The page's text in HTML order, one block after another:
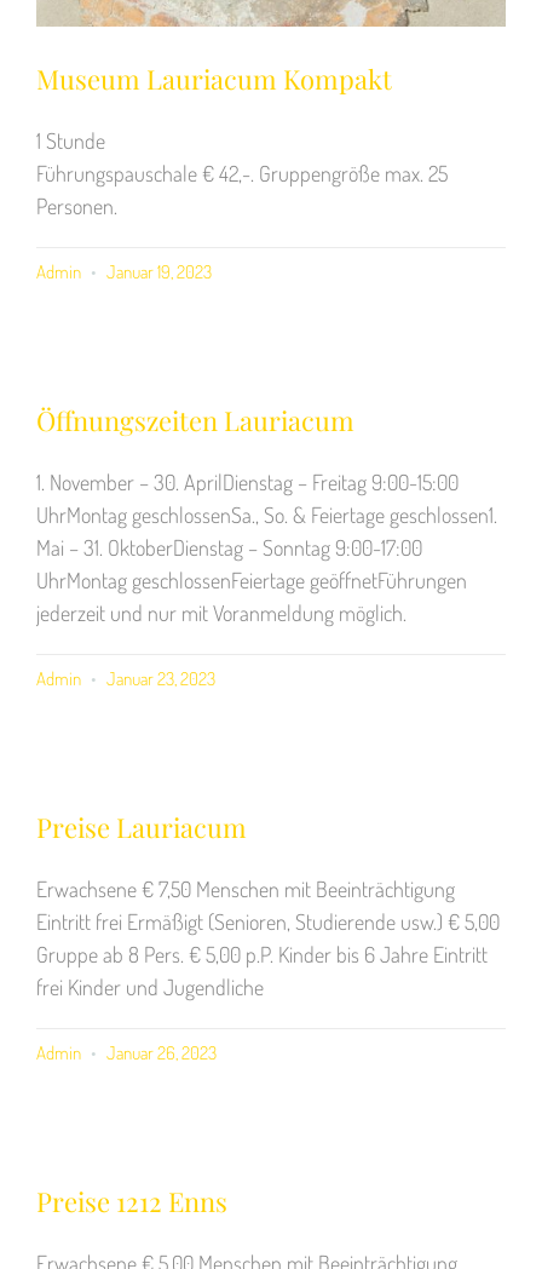
Museum Lauriacum Kompakt
1 Stunde
Führungspauschale € 42,-. Gruppengröße max. 25
Personen.
Admin Januar 19, 2023
Öffnungszeiten Lauriacum
1. November – 30. AprilDienstag – Freitag 9:00-15:00
UhrMontag geschlossenSa., So. & Feiertage geschlossen1.
Mai – 31. OktoberDienstag – Sonntag 9:00-17:00
UhrMontag geschlossenFeiertage geöffnetFührungen
jederzeit und nur mit Voranmeldung möglich.
Admin Januar 23, 2023
Preise Lauriacum
Erwachsene € 7,50 Menschen mit Beeinträchtigung
Eintritt frei Ermäßigt (Senioren, Studierende usw.) € 5,00
Gruppe ab 8 Pers. € 5,00 p.P. Kinder bis 6 Jahre Eintritt
frei Kinder und Jugendliche
Admin Januar 26, 2023
Preise 1212 Enns
Erwachsene € 5,00 Menschen mit Beeinträchtigung